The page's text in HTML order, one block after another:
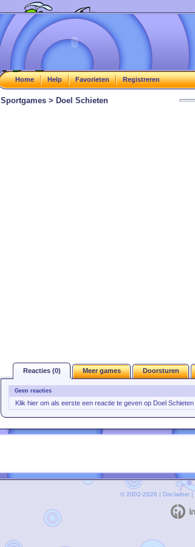
Home Help Favorieten Registreren
Sportgames > Doel Schieten
Reacties (0) Meer games Doorsturen
Geen reacties
Klik hier om als eerste een reactie te geven op Doel Schieten
© 2002-2026 | Disclaimer |